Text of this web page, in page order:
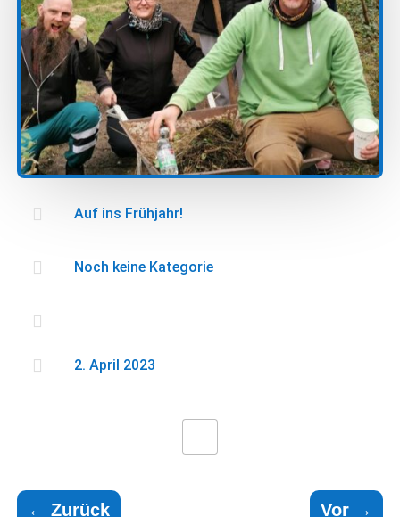
 Auf ins Frühjahr!
 Noch keine Kategorie

 2. April 2023
←Zurück Vor→